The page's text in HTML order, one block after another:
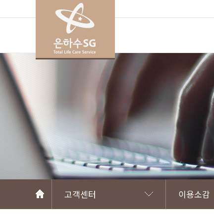
고객센터 이용소감